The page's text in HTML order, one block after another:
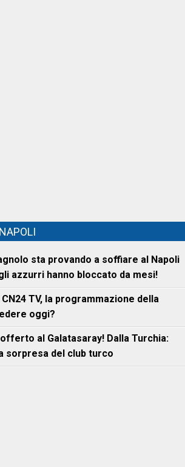
sta provando a soffiare al Napoli
azzurri hanno bloccato da mesi!
TV, la programmazione della
oggi?
al Galatasaray! Dalla Turchia:
sorpresa del club turco